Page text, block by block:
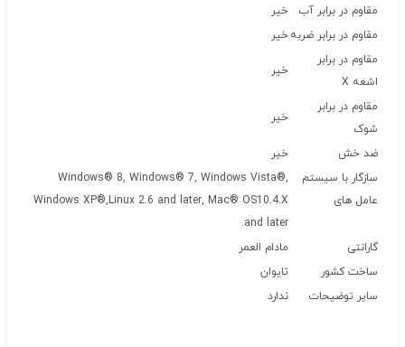
مقاوم در برابر آب
خیر
مقاوم در برابر ضربهخیر
مقاوم در برابر
اشعه X
خیر
مقاوم در برابر
شوک
خیر
ضد خش
خیر
سازگار با سیستم
عامل های
Windows® 8, Windows® 7, Windows Vista®,
Windows XP®,Linux 2.6 and later, Mac® OS10.4.X
and later.
گارانتی
مادام العمر
ساخت کشور
تایوان
سایر توضیحات
ندارد